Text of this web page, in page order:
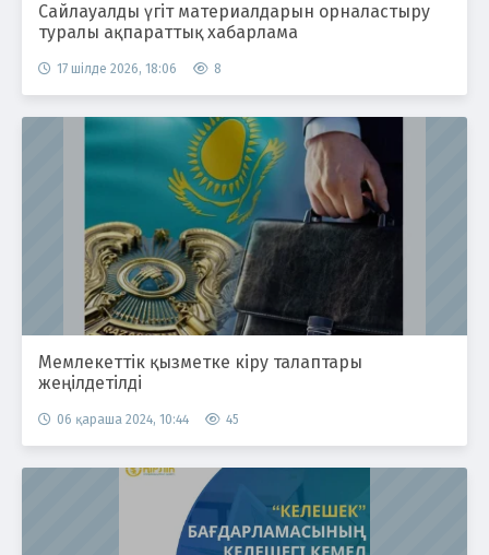
Сайлауалды үгіт материалдарын орналастыру
туралы ақпараттық хабарлама
17 шілде 2026, 18:06 8
Мемлекеттік қызметке кіру талаптары
жеңілдетілді
06 қараша 2024, 10:44 45